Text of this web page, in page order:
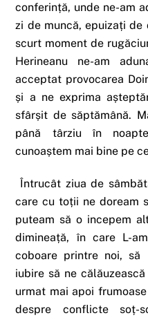
conferință, unde ne-am
zi de muncă, epuizați de
scurt moment de
Herineanu ne-am
acceptat provocarea
și a ne exprima
sfârșit de săptămână.
până târziu în
cunoaștem mai bine pe
Întrucât ziua de
care cu toții ne doream
puteam să o incepem
dimineață, în care L-
coboare printre noi,
iubire să ne
urmat mai apoi
despre conflicte soț-